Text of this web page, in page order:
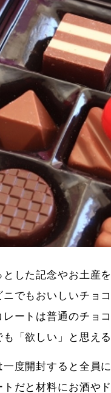
した記念やお土産
でもおいしいチョ
ートは普通のチョ
「欲しい」と思える
度開封すると全員
だと材料にお酒や